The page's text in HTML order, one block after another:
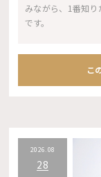
みながら、1番知
です。
こ
2026.08
28